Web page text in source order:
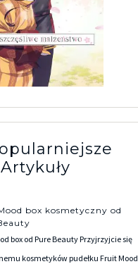
Artykuły
box kosmetyczny od
box od Pure Beauty Przyjrzyjcie się
kosmetyków pudełku Fruit Mood